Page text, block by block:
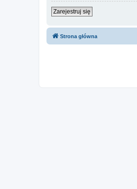
Zarejestruj się
Strona główna